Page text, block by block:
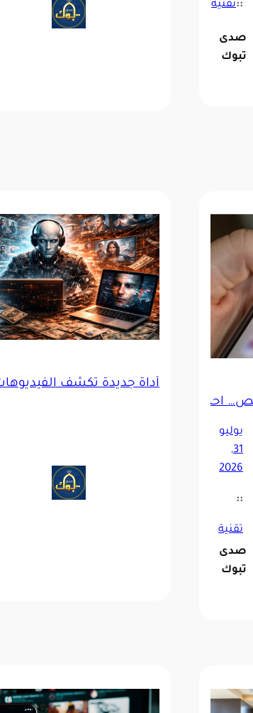
::تقنية
صدى
تبوك
احذر استشارات الذكاء الاصطناعي الطبية
يوليو
31,
2026
::
تقنية
صدى
تبوك
أداة جديدة تكشف